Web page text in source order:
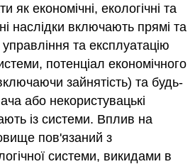
як економічні, екологічні та
наслідки включають прямі та
та експлуатацію
потенціал економічного
зайнятість) та будь-
або некористувацькі
із системи. Вплив на
пов'язаний з
системи, викидами в